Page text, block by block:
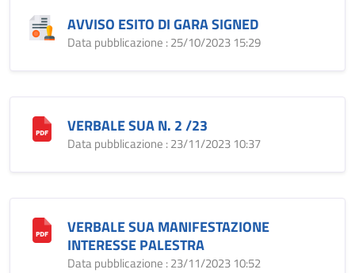
AVVISO ESITO DI GARA SIGNED
Data pubblicazione : 25/10/2023 15:29
VERBALE SUA N. 2 /23
Data pubblicazione : 23/11/2023 10:37
VERBALE SUA MANIFESTAZIONE
INTERESSE PALESTRA
Data pubblicazione : 23/11/2023 10:52